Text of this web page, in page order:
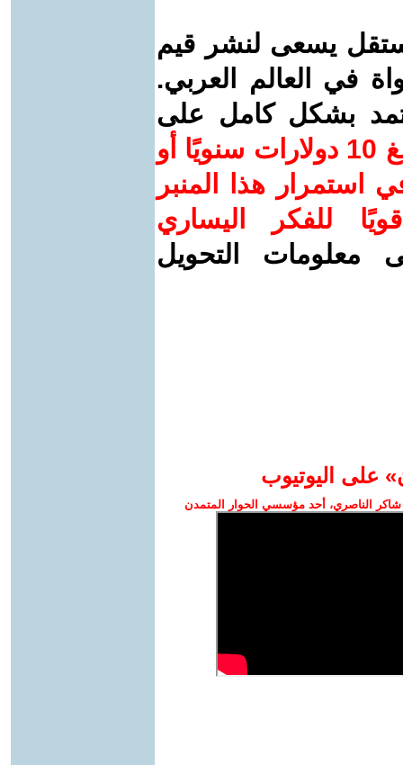
يسعى لنشر قيم
في العالم العربي.
بشكل كامل على
ساهم/ي معنا! بدعمكم بمبلغ 10 دولارات سنويًا أو
استمرار هذا المنبر
للفكر اليساري
معلومات التحويل
على اليوتيوب
الناصري، أحد مؤسسي الحوار المتمدن